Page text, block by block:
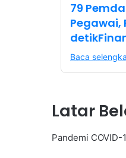
79
Pegawai,
Baca
Latar
Pandemi